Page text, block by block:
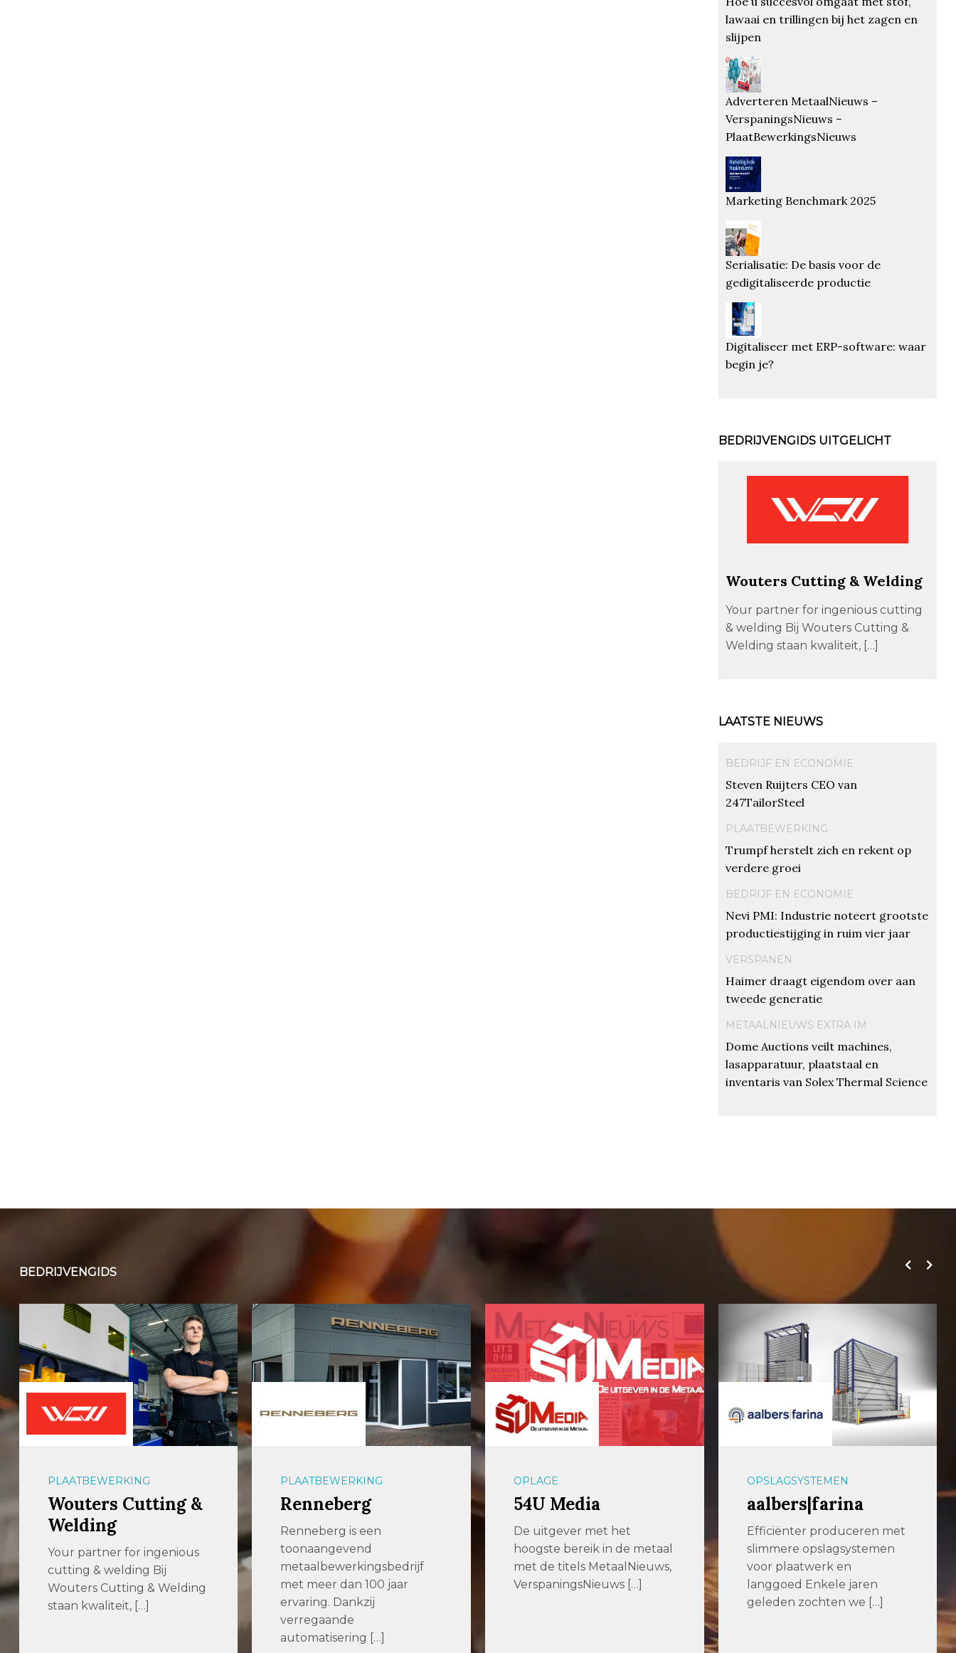
lawaai en trillingen bij het zagen en
slijpen
Adverteren MetaalNieuws –
VerspaningsNieuws –
PlaatBewerkingsNieuws
Marketing Benchmark 2025
Serialisatie: De basis voor de
gedigitaliseerde productie
Digitaliseer met ERP-software: waar
begin je?
BEDRIJVENGIDS UITGELICHT
Wouters Cutting & Welding
Your partner for ingenious cutting
& welding Bij Wouters Cutting &
Welding staan kwaliteit, […]
LAATSTE NIEUWS
BEDRIJF EN ECONOMIE
Steven Ruijters CEO van
247TailorSteel
PLAATBEWERKING
Trumpf herstelt zich en rekent op
verdere groei
BEDRIJF EN ECONOMIE
Nevi PMI: Industrie noteert grootste
productiestijging in ruim vier jaar
VERSPANEN
Haimer draagt eigendom over aan
tweede generatie
METAALNIEUWS EXTRA IM
Dome Auctions veilt machines,
lasapparatuur, plaatstaal en
inventaris van Solex Thermal Science
BEDRIJVENGIDS
PLAATBEWERKING
Renneberg
Renneberg is een
toonaangevend
metaalbewerkingsbedrijf
met meer dan 100 jaar
ervaring. Dankzij
OPLAGE
54U Media
De uitgever met het
hoogste bereik in de metaal
met de titels MetaalNieuws,
VerspaningsNieuws […]
OPSLAGSYSTEMEN
aalbers|farina
Efficiënter produceren met
slimmere opslagsystemen
voor plaatwerk en
langgoed Enkele jaren
PLAATBEWERKING
247TailorSteel
247TailorSteel
247TailorSteel is al ruim 15
jaar actief in de
metaalbewerkende
industrie. 247TailorSteel